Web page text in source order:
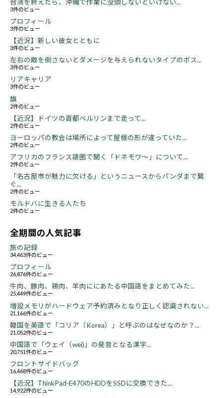
台湾を終えたら、沖縄で作業に没頭しないといけない...
3件のビュー
プロフィール
3件のビュー
【近況】新しい彼女とともに
3件のビュー
左右の敵を倒さないとダメージを与えられないタイプのボス...
3件のビュー
リアキャリア
3件のビュー
旗
2件のビュー
【近況】ドイツの首都ベルリンまで走って...
2件のビュー
ヨーロッパの教会は場所によって屋根の形が違っていた...
2件のビュー
アフリカのフランス語圏で聞く「ドネモワ～」について...
2件のビュー
「名古屋市が魅力に欠ける」というニュースからパンダまで繋
ぐ...
2件のビュー
モルドバに生きる人たち
2件のビュー
全期間の人気記事
旅の記録
34,463件のビュー
プロフィール
26,876件のビュー
牛肉、豚肉、鶏肉、羊肉ににあたる中国語をまとめてみた...
25,449件のビュー
増設メモリがハードウェア予約済みとなり正しく認識されない...
21,166件のビュー
韓国を英語で「コリア（Korea）」と呼ぶのはなぜなのか？...
21,052件のビュー
中国語で「ウェイ（wei)」の発音となる漢字...
20,751件のビュー
フロントサイドバッグ
16,468件のビュー
【近況】ThinkPad-E470のHDDをSSDに交換できた...
14,922件のビュー